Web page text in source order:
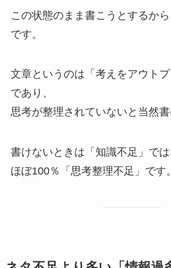
この状態のまま書こうとするか
です。
文章というのは「考えをアウトプ
であり、
思考が整理されていないと当然書
書けないときは「知識不足」では
ほぼ100％「思考整理不足」です。